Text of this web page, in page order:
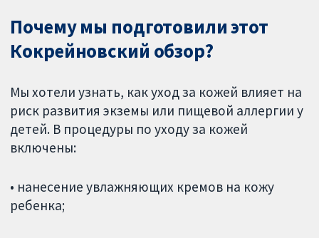
Почему мы подготовили этот
Кокрейновский обзор?
Мы хотели узнать, как уход за кожей влияет на
риск развития экземы или пищевой аллергии у
детей. В процедуры по уходу за кожей
включены:
• нанесение увлажняющих кремов на кожу
ребенка;